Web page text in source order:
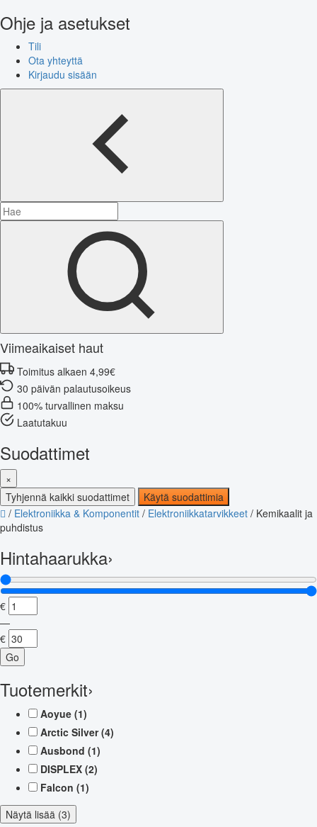
Ohje ja asetukset
Tili
Ota yhteyttä
Kirjaudu sisään
Viimeaikaiset haut
Toimitus alkaen 4,99€
30 päivän palautusoikeus
100% turvallinen maksu
Laatutakuu
Suodattimet
×
Tyhjennä kaikki suodattimet
Käytä suodattimia
/ Elektroniikka & Komponentit / Elektroniikkatarvikkeet / Kemikaalit ja
puhdistus
Hintahaarukka›
€
—
€
Go
Tuotemerkit›
Aoyue (1)
Arctic Silver (4)
Ausbond (1)
DISPLEX (2)
Falcon (1)
Näytä lisää (3)